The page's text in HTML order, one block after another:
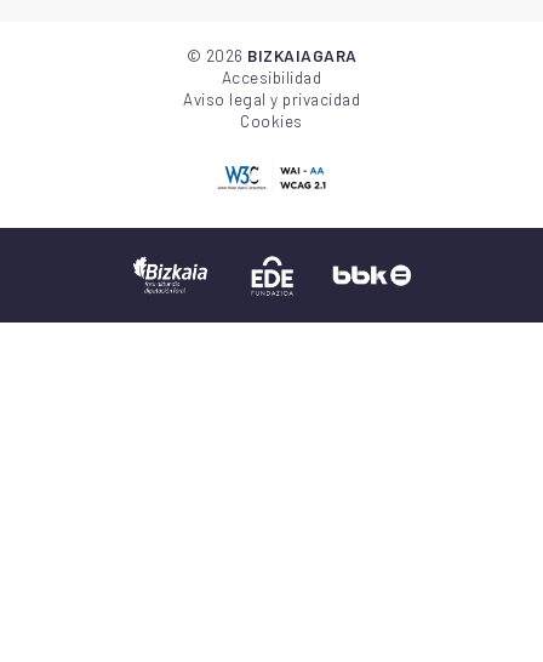
© 2026 BIZKAIAGARA
Accesibilidad
Aviso legal y privacidad
Cookies